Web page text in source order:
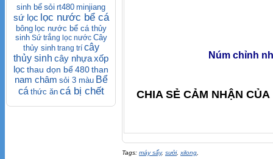
sinh bể sỏi rt480 minjiang
sứ lọc lọc nước bể cá
bông lọc nước bể cá thủy
sinh Sứ trắng lọc nước Cây
thủy sinh trang trí cây
thủy sinh cây nhựaxốp
lọc thau dọn bể480than
nam châm sỏi 3 màu Bể
cá thức ăn cá bị chết
Núm chỉnh
CHIA SẺ CẢM NHẬN
Tags: máy sấy, sưởi, xilong,